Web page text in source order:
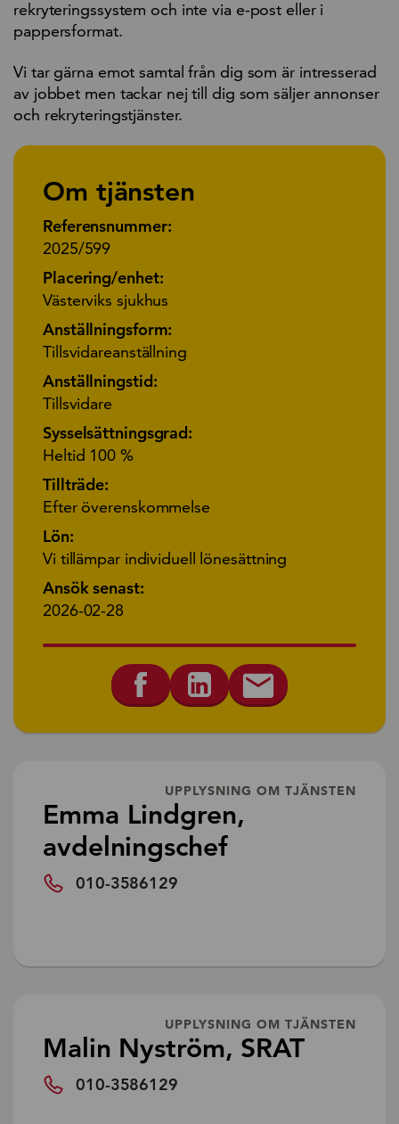
rekryteringssystem och inte via e-post eller i
pappersformat.
Vi tar gärna emot samtal från dig som är intresserad
av jobbet men tackar nej till dig som säljer annonser
och rekryteringstjänster.
Om tjänsten
Referensnummer:
2025/599
Placering/enhet:
Västerviks sjukhus
Anställningsform:
Tillsvidareanställning
Anställningstid:
Tillsvidare
Sysselsättningsgrad:
Heltid 100 %
Tillträde:
Efter överenskommelse
Lön:
Vi tillämpar individuell lönesättning
Ansök senast:
2026-02-28
UPPLYSNING OM TJÄNSTEN
Emma Lindgren,
avdelningschef
010-3586129
UPPLYSNING OM TJÄNSTEN
Malin Nyström, SRAT
010-3586129